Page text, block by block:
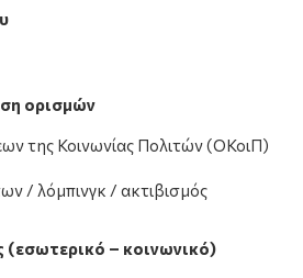
ορισμών
της Κοινωνίας Πολιτών (ΟΚοιΠ)
/ λόμπινγκ / ακτιβισμός
(εσωτερικό – κοινωνικό)